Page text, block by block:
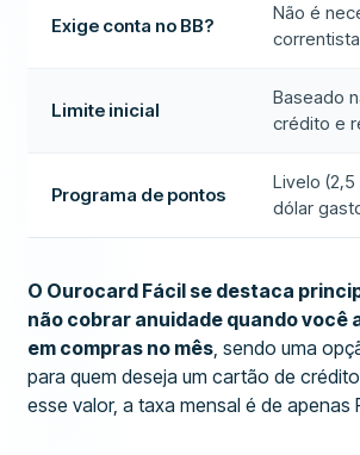
Exige conta no BB?
Não é
correntista
Limite inicial
Baseado
crédito e
Programa de pontos
Livelo
dólar
O Ourocard Fácil se destaca
não cobrar anuidade quando você
em compras no mês, sendo uma
para quem deseja um cartão de
esse valor, a taxa mensal é de apenas